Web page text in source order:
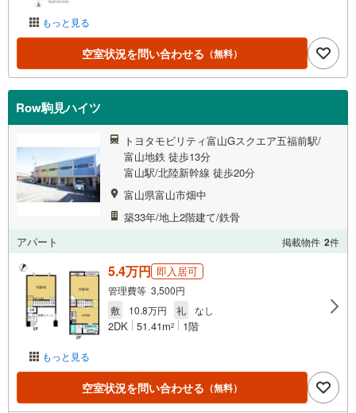
もっと見る
空室状況を問い合わせる （無料）
Row駒見ハイツ
トヨタモビリティ富山Gスクエア五福前駅/
富山地鉄 徒歩13分
富山駅/北陸新幹線 徒歩20分
富山県富山市畑中
築33年/地上2階建て/鉄骨
アパート
掲載物件 2件
もっと見る
5.4万円 即入居可
管理費等 3,500円
敷
10.8万円 礼 なし
2DK 51.41m2 1階
空室状況を問い合わせる （無料）